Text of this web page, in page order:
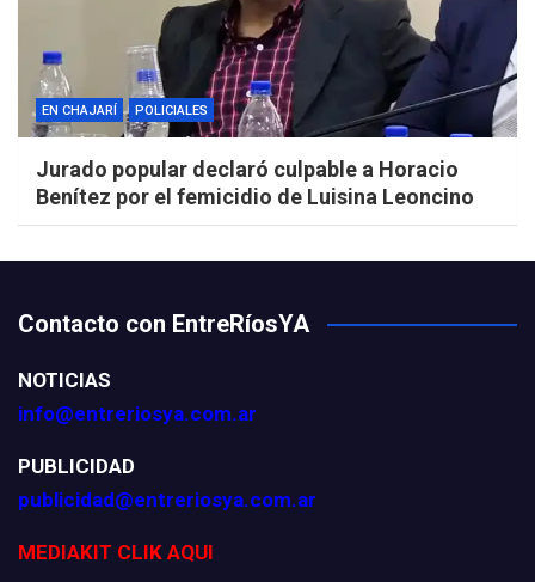
EN CHAJARÍ POLICIALES
Jurado popular declaró culpable a Horacio
Benítez por el femicidio de Luisina Leoncino
Contacto con EntreRíosYA
NOTICIAS
info@entreriosya.com.ar
PUBLICIDAD
publicidad@entreriosya.com.ar
MEDIAKIT CLIK AQUI